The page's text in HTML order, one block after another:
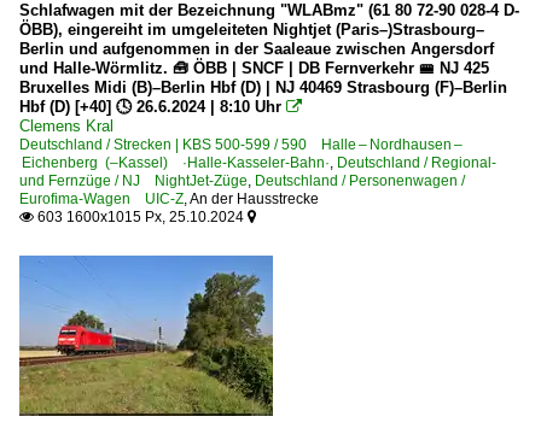
Schlafwagen mit der Bezeichnung "WLABmz" (61 80 72-90 028-4 D-
ÖBB), eingereiht im umgeleiteten Nightjet (Paris–)Strasbourg–
Berlin und aufgenommen in der Saaleaue zwischen Angersdorf
und Halle-Wörmlitz. 🧰 ÖBB | SNCF | DB Fernverkehr 🚝 NJ 425
Bruxelles Midi (B)–Berlin Hbf (D) | NJ 40469 Strasbourg (F)–Berlin
Hbf (D) [+40] 🕓 26.6.2024 | 8:10 Uhr 
Clemens Kral
Deutschland / Strecken | KBS 500-599 / 590 Halle – Nordhausen –
Eichenberg (–Kassel) ·Halle-Kasseler-Bahn·, Deutschland / Regional-
und Fernzüge / NJ NightJet-Züge, Deutschland / Personenwagen /
Eurofima-Wagen UIC-Z,An der Hausstrecke
 603 1600x1015 Px, 25.10.2024 